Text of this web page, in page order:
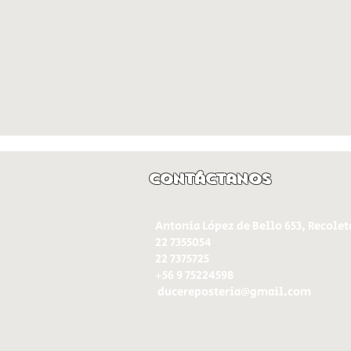
Contáctanos
Antonia López de Bello 653,
22 7355054
22 7375725
+56 9 75224598
ducereposteria@gmail.com